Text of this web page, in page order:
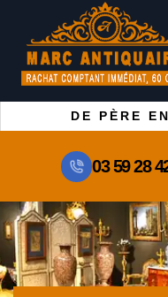
DE PÈRE
03 59 28